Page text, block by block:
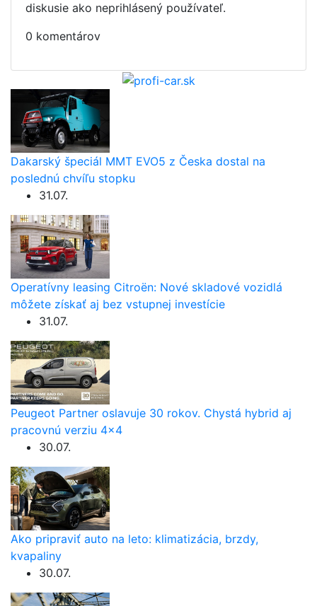
diskusie ako neprihlásený používateľ.
0 komentárov
Dakarský špeciál MMT EVO5 z Česka dostal na
poslednú chvíľu stopku
31.07.
Operatívny leasing Citroën: Nové skladové vozidlá
môžete získať aj bez vstupnej investície
31.07.
Peugeot Partner oslavuje 30 rokov. Chystá hybrid aj
pracovnú verziu 4×4
30.07.
Ako pripraviť auto na leto: klimatizácia, brzdy,
kvapaliny
30.07.